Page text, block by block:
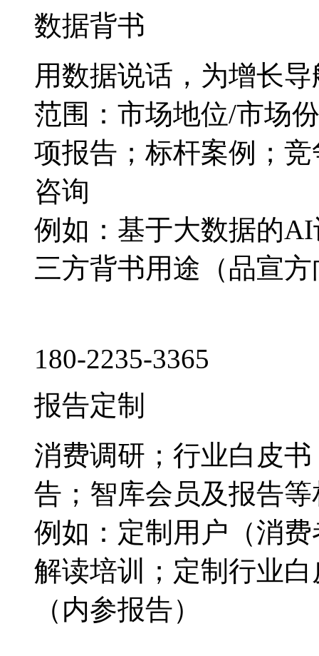
数据背书
用数据说话，为增长导
范围：市场地位/市场
项报告；标杆案例；
咨询
例如：基于大数据的
三方背书用途（品宣
180-2235-3365
报告定制
消费调研；行业白皮
告；智库会员及报告
例如：定制用户（消
解读培训；定制行业
（内参报告）